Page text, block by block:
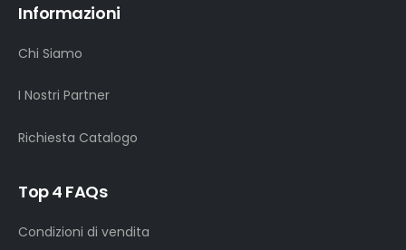
Informazioni
Chi Siamo
I Nostri Partner
Richiesta Catalogo
Top 4 FAQs
Condizioni di vendita